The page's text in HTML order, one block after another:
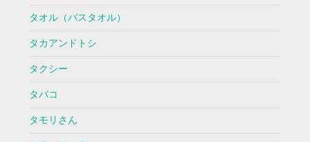
タオル（バスタオル）
タカアンドトシ
タクシー
タバコ
タモリさん